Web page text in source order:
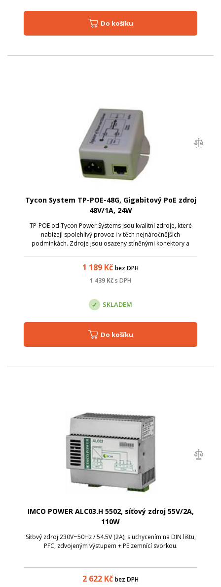
Do košíku
Tycon System TP-POE-48G, Gigabitový PoE zdroj
48V/1A, 24W
TP-POE od Tycon Power Systems jsou kvalitní zdroje, které
nabízejí spolehlivý provoz i v těch nejnáročnějších
podmínkách. Zdroje jsou osazeny stíněnými konektory a
1 189 Kč bez DPH
1 439 Kčs DPH
SKLADEM
Do košíku
IMCO POWER ALC03.H 5502, síťový zdroj 55V/2A,
110W
Síťový zdroj 230V~50Hz / 54.5V (2A), s uchycením na DIN lištu,
PFC, zdvojeným výstupem + PE zemnící svorkou.
2 622 Kč bez DPH